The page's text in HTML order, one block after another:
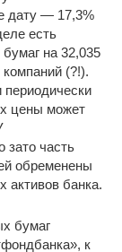
дату — 17,3%
есть
на 32,035
(?!).
периодически
цены может
зато часть
обременены
активов банка.
бумаг
к